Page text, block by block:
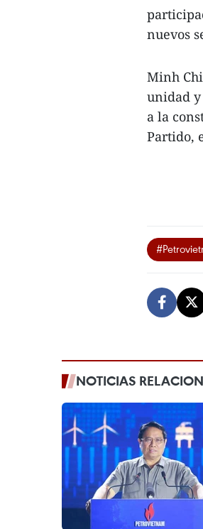
nuevos
Minh
unidad
a la
Partido,
NOTICIAS